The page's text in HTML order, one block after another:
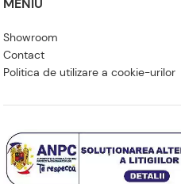
MENIU
Showroom
Contact
Politica de utilizare a cookie-urilor